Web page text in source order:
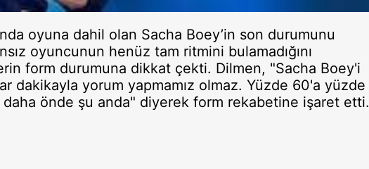
oyuna dahil olan Sacha Boey’in son durumunu
oyuncunun henüz tam ritmini bulamadığını
form durumuna dikkat çekti. Dilmen, "Sacha Boey'i
dakikayla yorum yapmamız olmaz. Yüzde 60'a yüzde
önde şu anda" diyerek form rekabetine işaret etti.